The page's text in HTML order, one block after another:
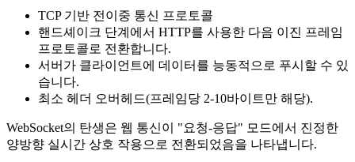
TCP 기반 전이중 통신 프로토콜
핸드셰이크 단계에서 HTTP를 사용한 다음 이진 프레임
프로토콜로 전환합니다.
서버가 클라이언트에 데이터를 능동적으로 푸시할 수 있
습니다.
최소 헤더 오버헤드(프레임당 2-10바이트만 해당).
WebSocket의 탄생은 웹 통신이 "요청-응답" 모드에서 진정한
양방향 실시간 상호 작용으로 전환되었음을 나타냅니다.